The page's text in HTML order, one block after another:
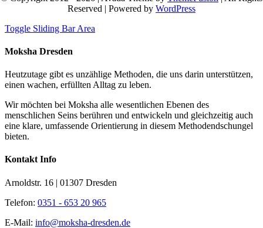
Reserved | Powered by WordPress
Toggle Sliding Bar Area
Moksha Dresden
Heutzutage gibt es unzählige Methoden, die uns darin unterstützen,
einen wachen, erfüllten Alltag zu leben.
Wir möchten bei Moksha alle wesent­lichen Ebenen des
menschlichen Seins berühren und entwickeln und gleichzeitig auch
eine klare, umfassende Orientierung in diesem Methodendschungel
bieten.
Kontakt Info
Arnoldstr. 16 | 01307 Dresden
Telefon: 0351 - 653 20 965
E-Mail: info@moksha-dresden.de